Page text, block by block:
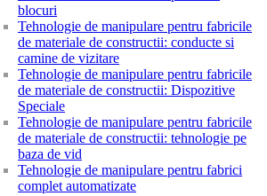
blocuri
Tehnologie de manipulare pentru fabricile
de materiale de constructii: conducte si
camine de vizitare
Tehnologie de manipulare pentru fabricile
de materiale de constructii: Dispozitive
Speciale
Tehnologie de manipulare pentru fabricile
de materiale de constructii: tehnologie pe
baza de vid
Tehnologie de manipulare pentru fabrici
complet automatizate